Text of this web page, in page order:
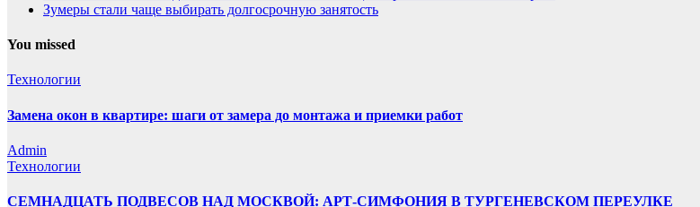
Зумеры стали чаще выбирать долгосрочную занятость
You missed
Технологии
Замена окон в квартире: шаги от замера до монтажа и приемки работ
Admin
Технологии
СЕМНАДЦАТЬ ПОДВЕСОВ НАД МОСКВОЙ: АРТ-СИМФОНИЯ В ТУРГЕНЕВСКОМ ПЕРЕУЛКЕ